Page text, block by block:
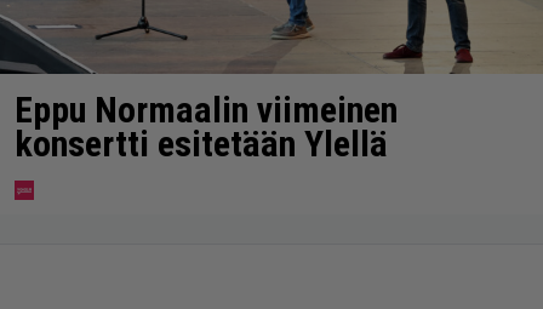
Eppu Normaalin viimeinen
konsertti esitetään Ylellä